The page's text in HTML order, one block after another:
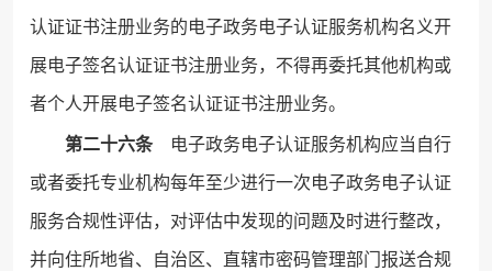
认证证书注册业务的电子政务电子认证服务机构名义开
展电子签名认证证书注册业务，不得再委托其他机构或
者个人开展电子签名认证证书注册业务。
第二十六条电子政务电子认证服务机构应当自行
或者委托专业机构每年至少进行一次电子政务电子认证
服务合规性评估，对评估中发现的问题及时进行整改，
并向住所地省、自治区、直辖市密码管理部门报送合规